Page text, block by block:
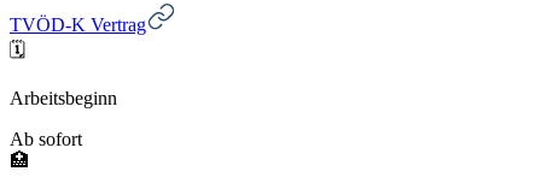
TVÖD-K Vertrag
🗓️
Arbeitsbeginn
Ab sofort
🏥